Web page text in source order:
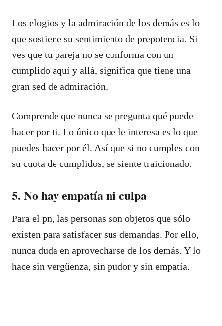
Los elogios y la admiración de los demás es lo
que sostiene su sentimiento de prepotencia. Si
ves que tu pareja no se conforma con un
cumplido aquí y allá, significa que tiene una
gran sed de admiración.
Comprende que nunca se pregunta qué puede
hacer por ti. Lo único que le interesa es lo que
puedes hacer por él. Así que si no cumples con
su cuota de cumplidos, se siente traicionado.
5. No hay empatía ni culpa
Para el pn, las personas son objetos que sólo
existen para satisfacer sus demandas. Por ello,
nunca duda en aprovecharse de los demás. Y lo
hace sin vergüenza, sin pudor y sin empatía.